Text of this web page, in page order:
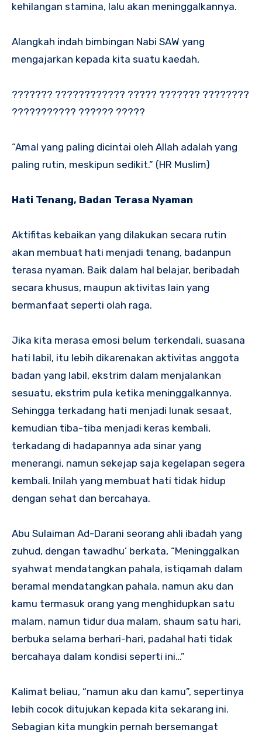
kehilangan stamina, lalu akan meninggalkannya.
Alangkah indah bimbingan Nabi SAW yang
mengajarkan kepada kita suatu kaedah,
??????? ???????????? ????? ??????? ????????
??????????? ?????? ?????
“Amal yang paling dicintai oleh Allah adalah yang
paling rutin, meskipun sedikit.” (HR Muslim)
Hati Tenang, Badan Terasa Nyaman
Aktifitas kebaikan yang dilakukan secara rutin
akan membuat hati menjadi tenang, badanpun
terasa nyaman. Baik dalam hal belajar, beribadah
secara khusus, maupun aktivitas lain yang
bermanfaat seperti olah raga.
Jika kita merasa emosi belum terkendali, suasana
hati labil, itu lebih dikarenakan aktivitas anggota
badan yang labil, ekstrim dalam menjalankan
sesuatu, ekstrim pula ketika meninggalkannya.
Sehingga terkadang hati menjadi lunak sesaat,
kemudian tiba-tiba menjadi keras kembali,
terkadang di hadapannya ada sinar yang
menerangi, namun sekejap saja kegelapan segera
kembali. Inilah yang membuat hati tidak hidup
dengan sehat dan bercahaya.
Abu Sulaiman Ad-Darani seorang ahli ibadah yang
zuhud, dengan tawadhu’ berkata, “Meninggalkan
syahwat mendatangkan pahala, istiqamah dalam
beramal mendatangkan pahala, namun aku dan
kamu termasuk orang yang menghidupkan satu
malam, namun tidur dua malam, shaum satu hari,
berbuka selama berhari-hari, padahal hati tidak
bercahaya dalam kondisi seperti ini…”
Kalimat beliau, “namun aku dan kamu”, sepertinya
lebih cocok ditujukan kepada kita sekarang ini.
Sebagian kita mungkin pernah bersemangat